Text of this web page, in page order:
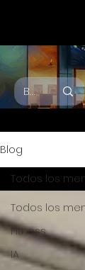
Blog
Todos los
Fitness
IA
Todos los